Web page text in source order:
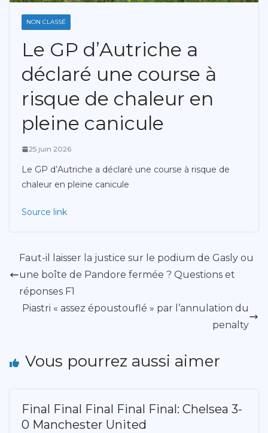
NON CLASSÉ
Le GP d’Autriche a
déclaré une course à
risque de chaleur en
pleine canicule
25 juin 2026
Le GP d’Autriche a déclaré une course à risque de
chaleur en pleine canicule
Source link
Faut-il laisser la justice sur le podium de Gasly ou
une boîte de Pandore fermée ? Questions et
réponses F1
Piastri « assez époustouflé » par l’annulation du
penalty
Vous pourrez aussi aimer
Final Final Final Final Final: Chelsea 3-
0 Manchester United